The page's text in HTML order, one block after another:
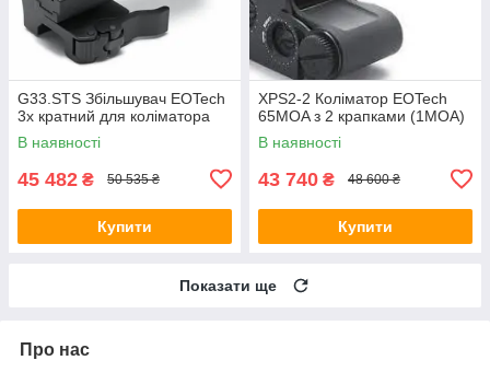
G33.STS Збільшувач EOTech
3х кратний для коліматора
В наявності
45 482 ₴ 50 535 ₴
Купити
XPS2-2 Коліматор EOTech
65MOA з 2 крапками (1MOA)
В наявності
43 740 ₴ 48 600 ₴
Купити
Показати ще
Про нас